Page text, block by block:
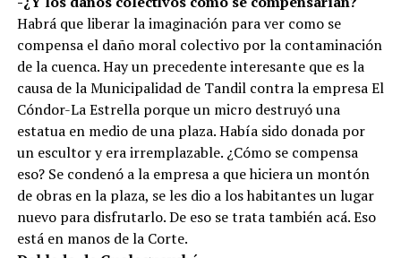
Habrá que liberar la imaginación para ver como se
compensa el daño moral colectivo por la contaminación
de la cuenca. Hay un precedente interesante que es la
causa de la Municipalidad de Tandil contra la empresa El
Cóndor-La Estrella porque un micro destruyó una
estatua en medio de una plaza. Había sido donada por
un escultor y era irremplazable. ¿Cómo se compensa
eso? Se condenó a la empresa a que hiciera un montón
de obras en la plaza, se les dio a los habitantes un lugar
nuevo para disfrutarlo. De eso se trata también acá. Eso
está en manos de la Corte.